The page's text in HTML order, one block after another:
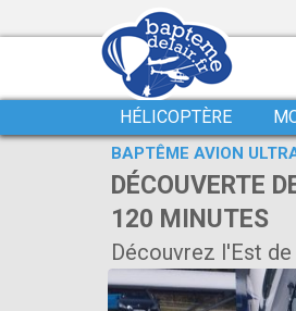
HÉLICOPTÈRE
BAPTÊME AVION
DÉCOUVERTE
120 MINUTES
Découvrez l'Est